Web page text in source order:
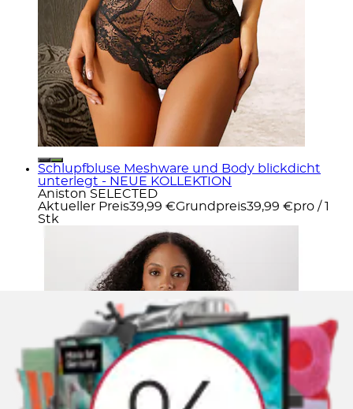
Schlupfbluse Meshware und Body blickdicht
unterlegt - NEUE KOLLEKTION
Aniston SELECTED
Aktueller Preis39,99 €Grundpreis39,99 €pro / 1
Stk